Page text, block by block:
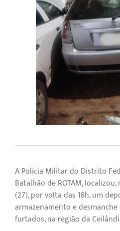
A Polícia Militar do Distrito
Batalhão de ROTAM,
(27), por volta das 18h, um
armazenamento e
furtados, na região da